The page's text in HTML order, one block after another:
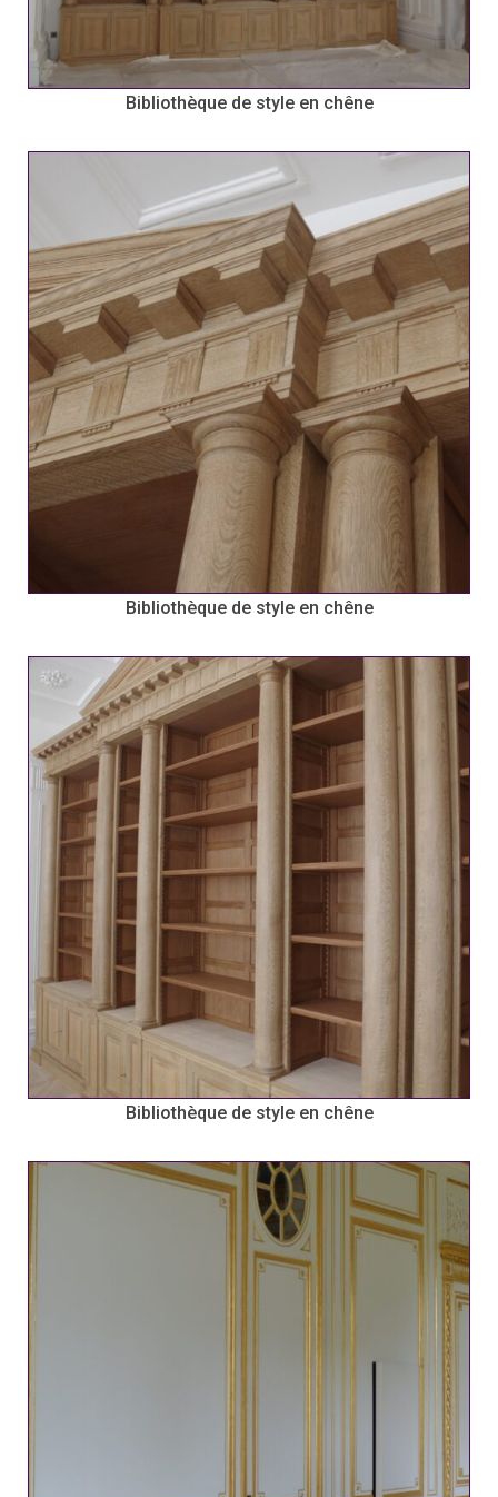
Bibliothèque de style en chêne
Bibliothèque de style en chêne
Bibliothèque de style en chêne